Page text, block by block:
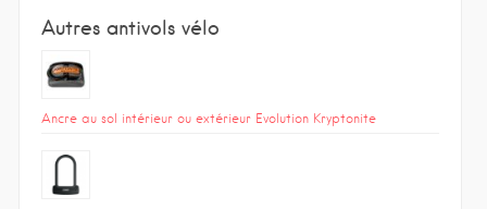
Autres antivols vélo
Ancre au sol intérieur ou extérieur Evolution Kryptonite